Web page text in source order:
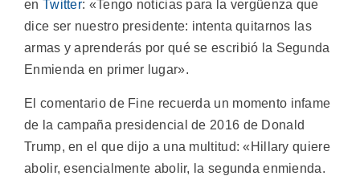
en Twitter: «Tengo noticias para la vergüenza que
dice ser nuestro presidente: intenta quitarnos las
armas y aprenderás por qué se escribió la Segunda
Enmienda en primer lugar».
El comentario de Fine recuerda un momento infame
de la campaña presidencial de 2016 de Donald
Trump, en el que dijo a una multitud: «Hillary quiere
abolir, esencialmente abolir, la segunda enmienda.